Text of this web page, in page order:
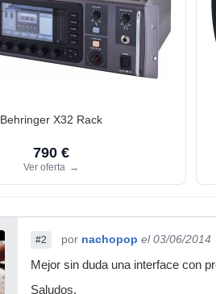
Behringer X32 Rack
790 €
Ver oferta →
#2 por nachopop el 03/06/2014
Mejor sin duda una interface con
Saludos.